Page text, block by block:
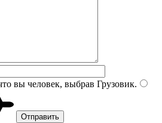
вы человек, выбрав Грузовик.